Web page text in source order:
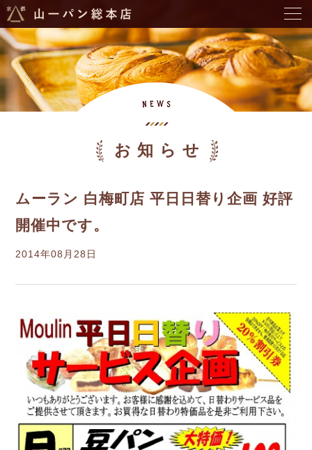
お知らせ
ムーラン 白梅町店 平日日替り企画 好評
開催中です。
2014年08月28日